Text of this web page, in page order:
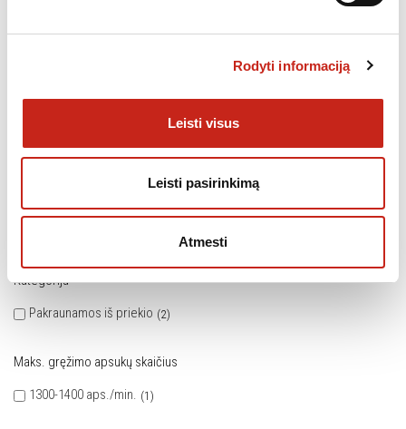
Rodyti informaciją
Leisti visus
Leisti pasirinkimą
Atmesti
nuo 61 cm ir daugiau 1
Kategorija
Pakraunamos iš priekio
2
Maks. gręžimo apsukų skaičius
1300-1400 aps./min.
1